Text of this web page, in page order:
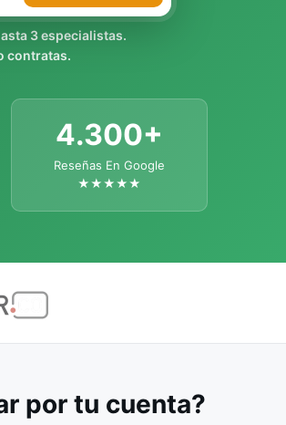
3 especialistas.
contratas.
4.300+
Reseñas En Google
★★★★★
por tu cuenta?